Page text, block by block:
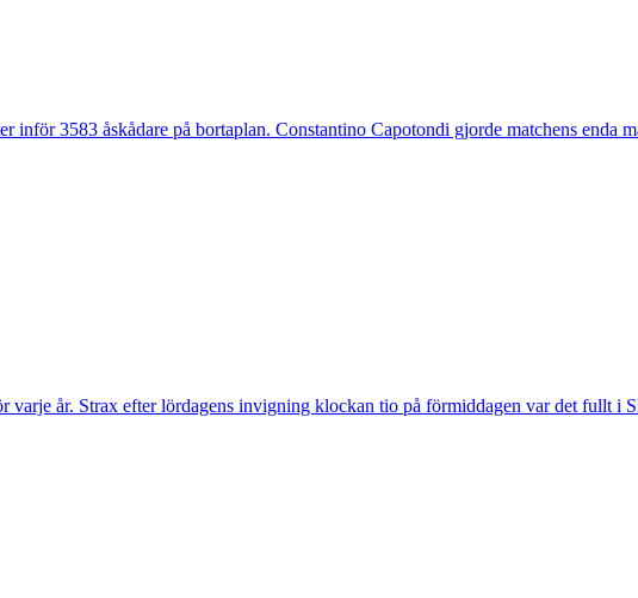
3583 åskådare på bortaplan. Constantino Capotondi gjorde matchens enda
år. Strax efter lördagens invigning klockan tio på förmiddagen var det fullt i